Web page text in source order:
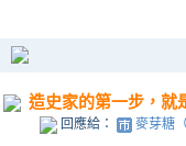
造史家的第一步，就
回應給： 麥芽糖